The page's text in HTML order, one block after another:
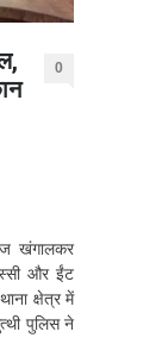
0
खंगालकर
और ईंट
क्षेत्र में
पुलिस ने